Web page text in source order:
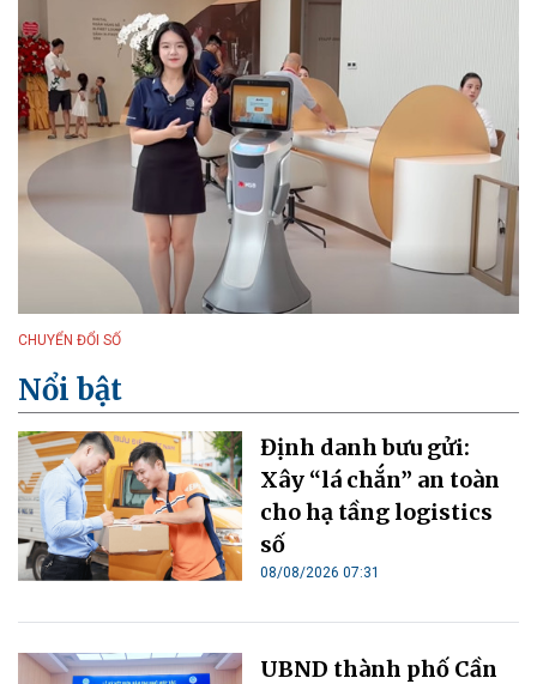
CHUYỂN ĐỔI SỐ
Nổi bật
Định danh bưu gửi:
Xây “lá chắn” an toàn
cho hạ tầng logistics
số
08/08/2026 07:31
UBND thành phố Cần